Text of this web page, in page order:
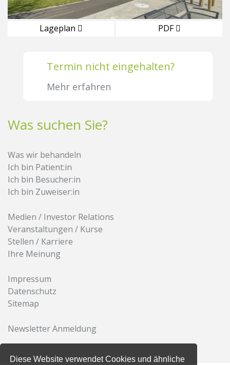
Diese Website verwendet Cookies und ähnliche
Lageplan PDF
Termin nicht eingehalten?
Mehr erfahren
Was suchen Sie?
Was wir behandeln
Ich bin Patient:in
Ich bin Besucher:in
Ich bin Zuweiser:in
Medien / Investor Relations
Veranstaltungen / Kurse
Stellen / Karriere
Ihre Meinung
Impressum
Datenschutz
Sitemap
Newsletter Anmeldung